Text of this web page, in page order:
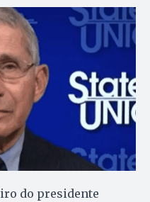
do presidente